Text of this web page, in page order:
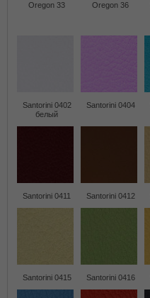
Oregon 33 Oregon 36
Santorini 0402
белый
Santorini 0404
Santorini 0411 Santorini 0412
Santorini 0415 Santorini 0416